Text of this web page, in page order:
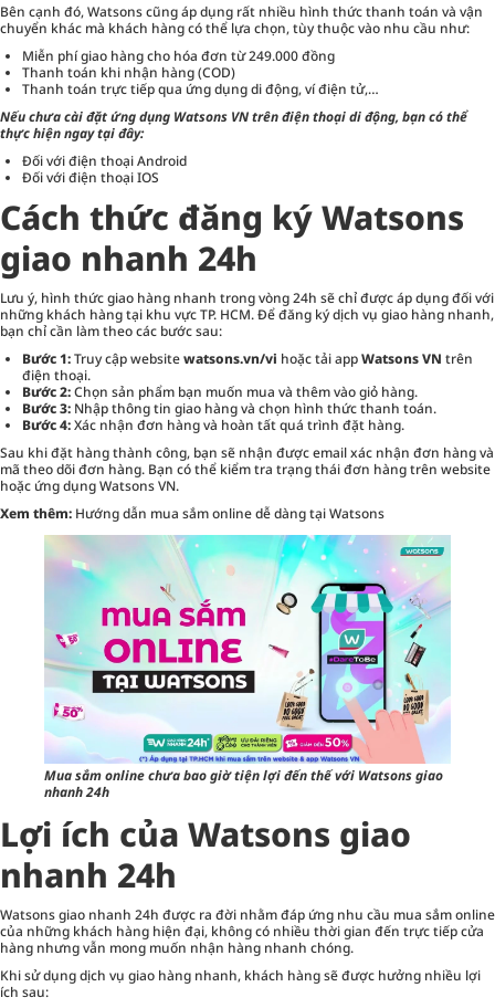
Bên cạnh đó, Watsons cũng áp dụng rất nhiều hình thức thanh toán và vận
chuyển khác mà khách hàng có thể lựa chọn, tùy thuộc vào nhu cầu như:
Miễn phí giao hàng cho hóa đơn từ 249.000 đồng
Thanh toán khi nhận hàng (COD)
Thanh toán trực tiếp qua ứng dụng di động, ví điện tử,…
Nếu chưa cài đặt ứng dụng Watsons VN trên điện thoại di động, bạn có thể
thực hiện ngay tại đây:
Đối với điện thoại Android
Đối với điện thoại IOS
Cách thức đăng ký Watsons
giao nhanh 24h
Lưu ý, hình thức giao hàng nhanh trong vòng 24h sẽ chỉ được áp dụng đối với
những khách hàng tại khu vực TP. HCM. Để đăng ký dịch vụ giao hàng nhanh,
bạn chỉ cần làm theo các bước sau:
Bước 1:Truy cập websitewatsons.vn/vi hoặc tải appWatsons VN trên
điện thoại.
Bước 2:Chọn sản phẩm bạn muốn mua và thêm vào giỏ hàng.
Bước 3: Nhập thông tin giao hàng và chọn hình thức thanh toán.
Bước 4:Xác nhận đơn hàng và hoàn tất quá trình đặt hàng.
Sau khi đặt hàng thành công, bạn sẽ nhận được email xác nhận đơn hàng và
mã theo dõi đơn hàng. Bạn có thể kiểm tra trạng thái đơn hàng trên website
hoặc ứng dụng Watsons VN.
Xem thêm: Hướng dẫn mua sắm online dễ dàng tại Watsons
Mua sắm online chưa bao giờ tiện lợi đến thế với Watsons giao
nhanh 24h
Lợi ích của Watsons giao
nhanh 24h
Watsons giao nhanh 24h được ra đời nhằm đáp ứng nhu cầu mua sắm online
của những khách hàng hiện đại, không có nhiều thời gian đến trực tiếp cửa
hàng nhưng vẫn mong muốn nhận hàng nhanh chóng.
Khi sử dụng dịch vụ giao hàng nhanh, khách hàng sẽ được hưởng nhiều lợi
ích sau: